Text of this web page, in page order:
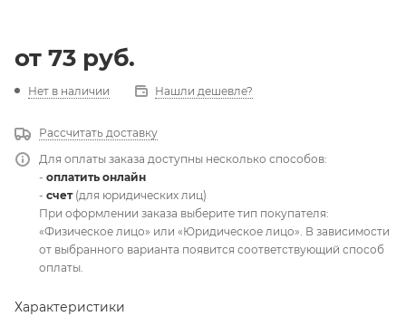
от 73 руб.
Нет в наличии Нашли дешевле?
Рассчитать доставку
Для оплаты заказа доступны несколько способов:
- оплатить онлайн
- счет(для юридических лиц)
При оформлении заказа выберите тип покупателя:
«Физическое лицо» или «Юридическое лицо». В зависимости
от выбранного варианта появится соответствующий способ
оплаты.
Характеристики